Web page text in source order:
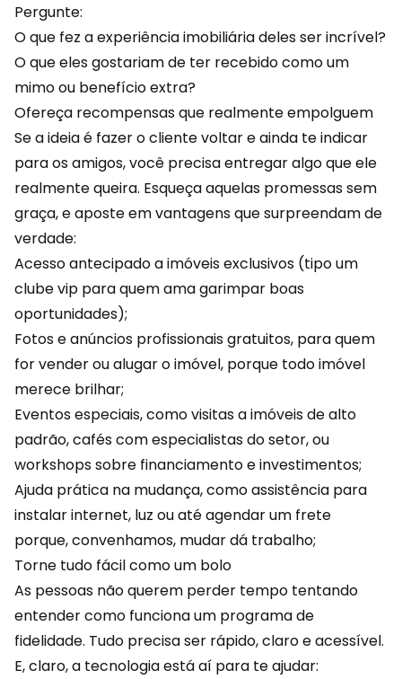
Pergunte:
O que fez a experiência imobiliária deles ser incrível?
O que eles gostariam de ter recebido como um
mimo ou benefício extra?
Ofereça recompensas que realmente empolguem
Se a ideia é fazer o cliente voltar e ainda te indicar
para os amigos, você precisa entregar algo que ele
realmente queira. Esqueça aquelas promessas sem
graça, e aposte em vantagens que surpreendam de
verdade:
Acesso antecipado a imóveis exclusivos (tipo um
clube vip para quem ama garimpar boas
oportunidades);
Fotos e anúncios profissionais gratuitos, para quem
for vender ou alugar o imóvel, porque todo imóvel
merece brilhar;
Eventos especiais, como visitas a imóveis de alto
padrão, cafés com especialistas do setor, ou
workshops sobre financiamento e investimentos;
Ajuda prática na mudança, como assistência para
instalar internet, luz ou até agendar um frete
porque, convenhamos, mudar dá trabalho;
Torne tudo fácil como um bolo
As pessoas não querem perder tempo tentando
entender como funciona um programa de
fidelidade. Tudo precisa ser rápido, claro e acessível.
E, claro, a tecnologia está aí para te ajudar: